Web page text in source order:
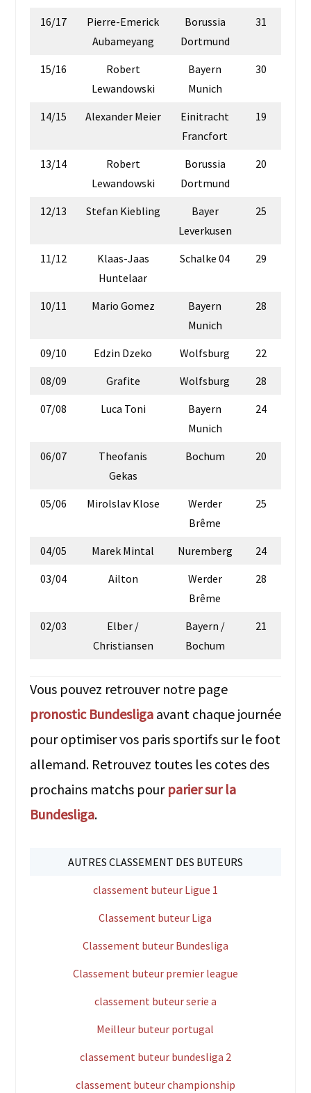
16/17
Pierre-Emerick
Aubameyang
Borussia
Dortmund
31
15/16
Robert
Lewandowski
Bayern
Munich
30
14/15 Alexander Meier
Einitracht
Francfort
19
13/14
Robert
Lewandowski
Borussia
Dortmund
20
12/13 Stefan Kiebling
Bayer
Leverkusen
25
11/12
Klaas-Jaas
Huntelaar
Schalke 04 29
10/11 Mario Gomez
Bayern
Munich
28
09/10 Edzin Dzeko Wolfsburg
22
08/09
Grafite Wolfsburg
28
07/08
Luca Toni
Bayern
Munich
24
06/07
Theofanis
Gekas
Bochum 20
05/06 Mirolslav Klose
Werder
Brême
25
04/05 Marek Mintal Nuremberg
24
03/04
Ailton
Werder
Brême
28
02/03
Elber /
Christiansen
Bayern /
Bochum
21
Vous pouvez retrouver notre page
pronostic Bundesligaavant chaque journée
pour optimiser vos paris sportifs sur le foot
allemand. Retrouvez toutes les cotes des
prochains matchs pour parier sur la
Bundesliga.
AUTRES CLASSEMENT DES BUTEURS
classement buteur Ligue 1
Classement buteur Liga
Classement buteur Bundesliga
Classement buteur premier league
classement buteur serie a
Meilleur buteur portugal
classement buteur bundesliga 2
classement buteur championship